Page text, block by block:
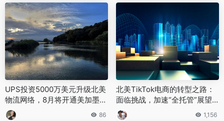
‌UPS投资5000万美元升级北美
物流网络，8月将开通美加墨定
时重货空运服务‌
86
北美TikTok电商的转型之路：
面临挑战，加速“全托管”展望
未来
1,156